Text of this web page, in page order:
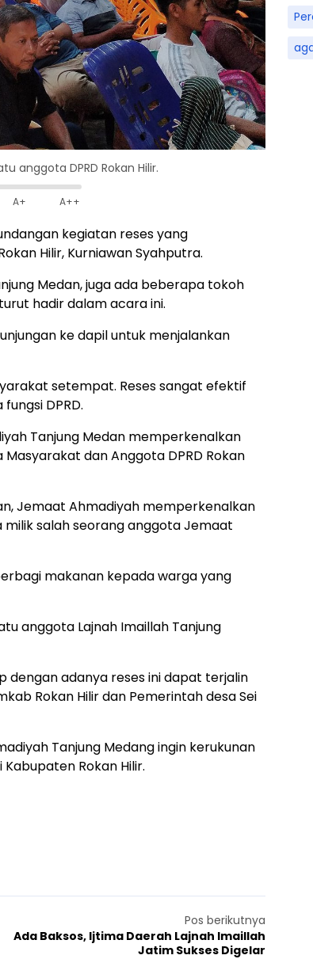
anggota DPRD Rokan Hilir.
A+ A++
kegiatan reses yang
Hilir, Kurniawan Syahputra.
Medan, juga ada beberapa tokoh
hadir dalam acara ini.
ke dapil untuk menjalankan
setempat. Reses sangat efektif
DPRD.
Tanjung Medan memperkenalkan
dan Anggota DPRD Rokan
Jemaat Ahmadiyah memperkenalkan
salah seorang anggota Jemaat
makanan kepada warga yang
anggota Lajnah Imaillah Tanjung
dengan adanya reses ini dapat terjalin
Rokan Hilir dan Pemerintah desa Sei
Tanjung Medang ingin kerukunan
Rokan Hilir.
Pos berikutnya
Ada Baksos, Ijtima Daerah Lajnah Imaillah
Jatim Sukses Digelar